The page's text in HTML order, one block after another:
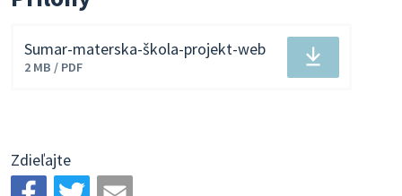
Stiahnuť
Sumar-materska-škola-projekt-web
2 MB / PDF
Zdieľajte